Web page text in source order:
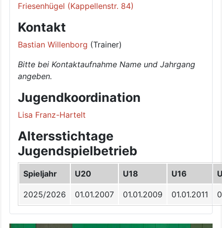
Friesenhügel (Kappellenstr. 84)
Kontakt
Bastian Willenborg (Trainer)
Bitte bei Kontaktaufnahme Name und Jahrgang
angeben.
Jugendkoordination
Lisa Franz-Hartelt
Altersstichtage
Jugendspielbetrieb
Spieljahr U20 U18 U16
2025/2026 01.01.2007 01.01.2009 01.01.2011